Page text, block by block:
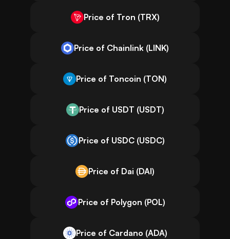
Price of Tron (TRX)
Price of Chainlink (LINK)
Price of Toncoin (TON)
Price of USDT (USDT)
Price of USDC (USDC)
Price of Dai (DAI)
Price of Polygon (POL)
Price of Cardano (ADA)